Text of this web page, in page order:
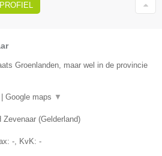
Groenlanden, maar wel in de provincie
Google maps ▼
Zevenaar (Gelderland)
-, KvK: -